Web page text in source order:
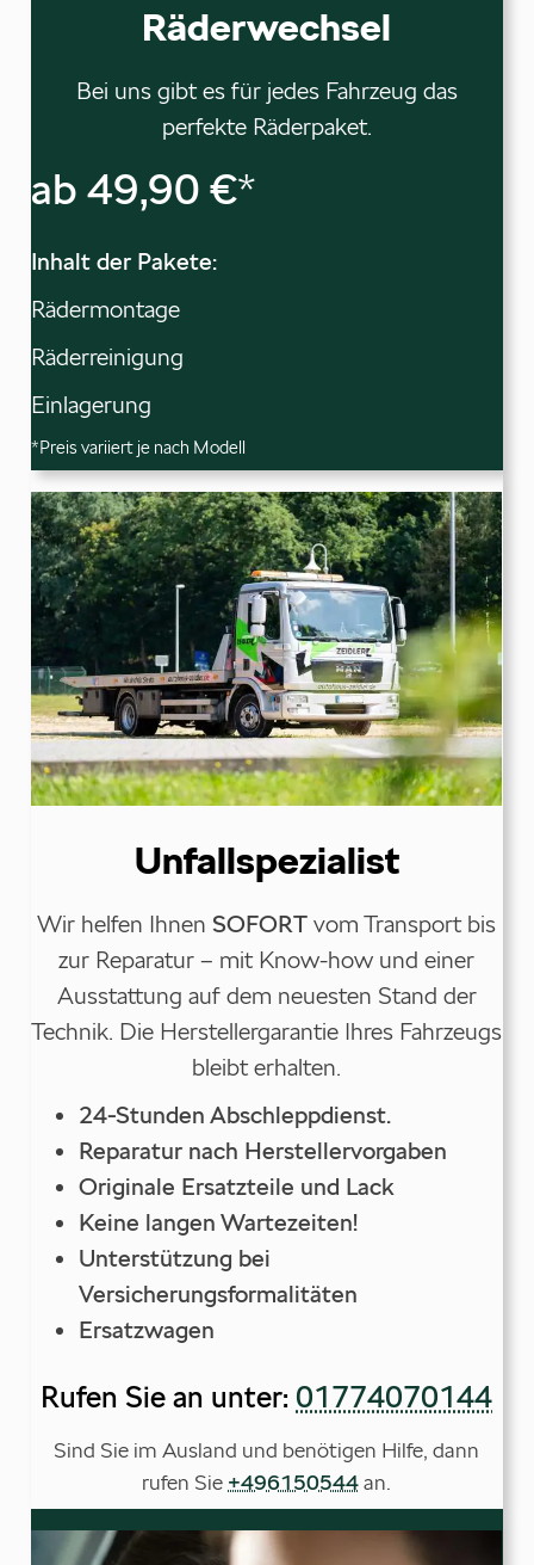
Räderwechsel
Bei uns gibt es für jedes Fahrzeug das
perfekte Räderpaket.
ab 49,90 €*
Inhalt der Pakete:
Rädermontage
Räderreinigung
Einlagerung
*Preis variiert je nach Modell
Unfallspezialist
Wir helfen IhnenSOFORT vom Transport bis
zur Reparatur – mit Know-how und einer
Ausstattung auf dem neuesten Stand der
Technik. Die Herstellergarantie Ihres Fahrzeugs
bleibt erhalten.
24-Stunden Abschleppdienst.
Reparatur nach Herstellervorgaben
Originale Ersatzteile und Lack
Keine langen Wartezeiten!
Unterstützung bei
Versicherungsformalitäten
Ersatzwagen
Rufen Sie an unter: 01774070144
Sind Sie im Ausland und benötigen Hilfe, dann
rufen Sie +496150544 an.